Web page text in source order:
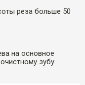
реза больше 50
на основное
зубу.